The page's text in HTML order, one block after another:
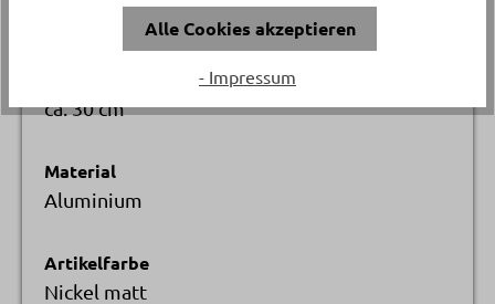
ca. 30 cm
Material
Aluminium
Artikelfarbe
Nickel matt
Alle Cookies akzeptieren
- Impressum